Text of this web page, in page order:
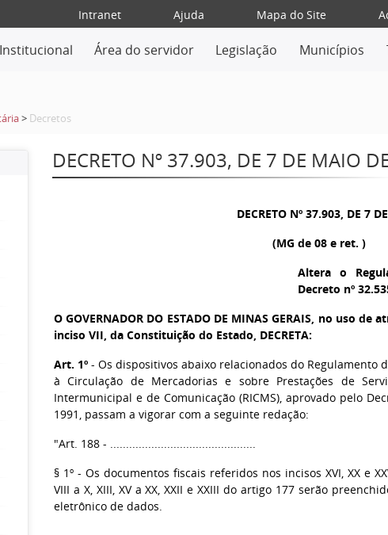
Intranet Ajuda Mapa do Site
Institucional Área do servidor Legislação Municípios
> Decretos
DECRETO Nº 37.903, DE 7 DE MAIO
DECRETO Nº 37.903, DE 7
(MG de 08 e ret. )
Altera o
Decreto nº
O GOVERNADOR DO ESTADO DE MINAS GERAIS, no uso de
inciso VII, da Constituição do Estado, DECRETA:
Art. 1º- Os dispositivos abaixo relacionados do Regulamento
à Circulação de Mercadorias e sobre Prestações de
Intermunicipal e de Comunicação (RICMS), aprovado pelo
1991, passam a vigorar com a seguinte redação:
"Art. 188 - ..............................................
§ 1º - Os documentos fiscais referidos nos incisos XVI, XX e
VIII a X, XIII, XV a XX, XXII e XXIII do artigo 177 serão
eletrônico de dados.